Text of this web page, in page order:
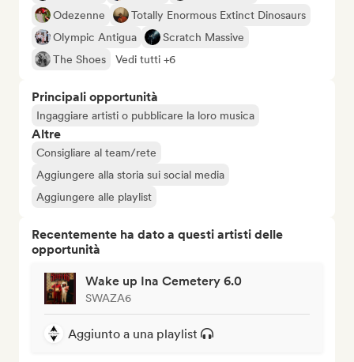
Odezenne
Totally Enormous Extinct Dinosaurs
Olympic Antigua
Scratch Massive
The Shoes
Vedi tutti +6
Principali opportunità
Ingaggiare artisti o pubblicare la loro musica
Altre
Consigliare al team/rete
Aggiungere alla storia sui social media
Aggiungere alle playlist
Recentemente ha dato a questi artisti delle
opportunità
Wake up Ina Cemetery 6.0
SWAZA6
Aggiunto a una playlist